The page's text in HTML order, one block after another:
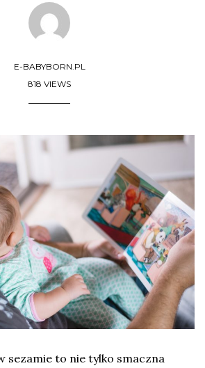
E-BABYBORN.PL
818 VIEWS
sezamie to nie tylko smaczna